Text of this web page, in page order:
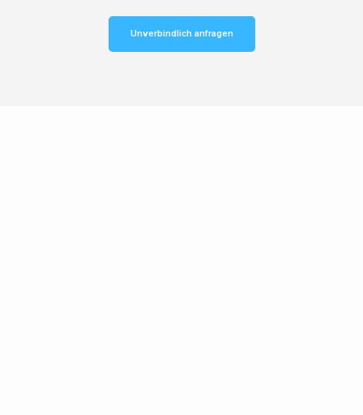
Unverbindlich anfragen